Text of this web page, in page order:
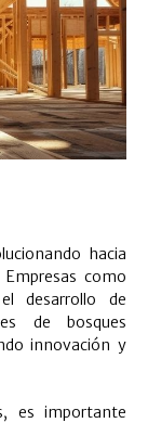
hacia
como
desarrollo de
de bosques
innovación y
es importante